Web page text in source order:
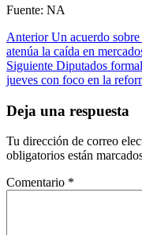
Fuente: NA
Post
navigation
AnteriorUn acuerdo
atenúa la caída en
Siguiente Diputados
jueves con foco en la
Deja una respuesta
Tu dirección de correo
obligatorios están
Comentario *